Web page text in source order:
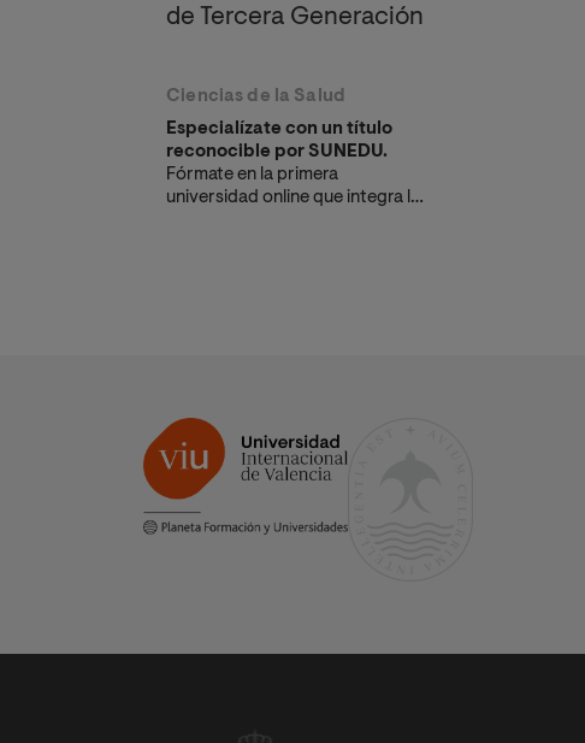
de Tercera Generación
Ciencias de la Salud
Especialízate con un título
reconocible por SUNEDU.
Fórmate en la primera
universidad online que integra las